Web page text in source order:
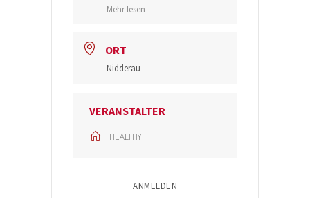
Mehr lesen
ORT
Nidderau
VERANSTALTER
HEALTHY
ANMELDEN